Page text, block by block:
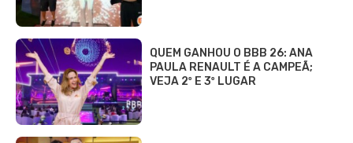
QUEM GANHOU O BBB 26: ANA
PAULA RENAULT É A CAMPEÃ;
VEJA 2º E 3º LUGAR